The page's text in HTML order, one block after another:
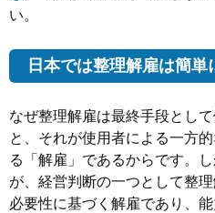
い。
日本では整理解雇は簡単
なぜ整理解雇は最終手段とし
と、それが使用者による一方
る「解雇」であるからです。
が、経営判断の一つとして整
必要性に基づく解雇であり、